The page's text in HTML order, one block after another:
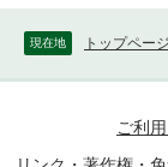
現在地 トップページ
ご利